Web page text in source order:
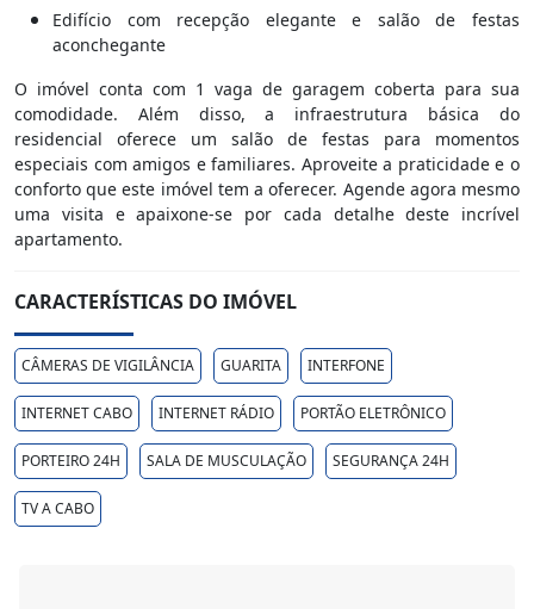
Edifício com recepção elegante e salão de festas
aconchegante
O imóvel conta com 1 vaga de garagem coberta para sua
comodidade. Além disso, a infraestrutura básica do
residencial oferece um salão de festas para momentos
especiais com amigos e familiares. Aproveite a praticidade e o
conforto que este imóvel tem a oferecer. Agende agora mesmo
uma visita e apaixone-se por cada detalhe deste incrível
apartamento.
CARACTERÍSTICAS DO IMÓVEL
CÂMERAS DE VIGILÂNCIA GUARITA INTERFONE
INTERNET CABO INTERNET RÁDIO PORTÃO ELETRÔNICO
PORTEIRO 24H SALA DE MUSCULAÇÃO SEGURANÇA 24H
TV A CABO